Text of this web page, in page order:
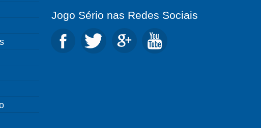
Jogo Sério nas Redes Sociais